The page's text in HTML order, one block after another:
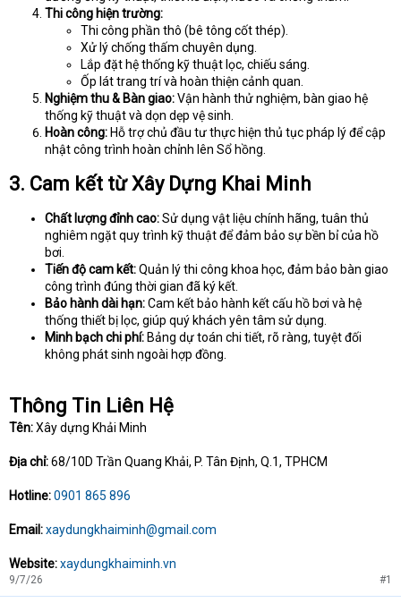
Thi công hiện trường:
Thi công phần thô (bê tông cốt thép).
Xử lý chống thấm chuyên dụng.
Lắp đặt hệ thống kỹ thuật lọc, chiếu sáng.
Ốp lát trang trí và hoàn thiện cảnh quan.
Nghiệm thu & Bàn giao:Vận hành thử nghiệm, bàn giao hệ
thống kỹ thuật và dọn dẹp vệ sinh.
Hoàn công: Hỗ trợ chủ đầu tư thực hiện thủ tục pháp lý để cập
nhật công trình hoàn chỉnh lên Sổ hồng.
3. Cam kết từ Xây Dựng Khai Minh
Chất lượng đỉnh cao:Sử dụng vật liệu chính hãng, tuân thủ
nghiêm ngặt quy trình kỹ thuật để đảm bảo sự bền bỉ của hồ
bơi.
Tiến độ cam kết:Quản lý thi công khoa học, đảm bảo bàn giao
công trình đúng thời gian đã ký kết.
Bảo hành dài hạn:Cam kết bảo hành kết cấu hồ bơi và hệ
thống thiết bị lọc, giúp quý khách yên tâm sử dụng.
Minh bạch chi phí: Bảng dự toán chi tiết, rõ ràng, tuyệt đối
không phát sinh ngoài hợp đồng.
Thông Tin Liên Hệ
Tên:Xây dựng Khải Minh
Địa chỉ:68/10D Trần Quang Khải, P. Tân Định, Q.1, TPHCM
Hotline:0901 865 896
Email:xaydungkhaiminh@gmail.com
Website:xaydungkhaiminh.vn
9/7/26 #1